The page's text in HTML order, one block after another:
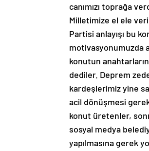
canımızı toprağa
Milletimize el ele
Partisi anlayışı bu
motivasyonumuzda
konutun
dediler. Deprem
kardeşlerimiz yine
acil dönüşmesi
konut üretenler,
sosyal medya
yapılmasına gerek